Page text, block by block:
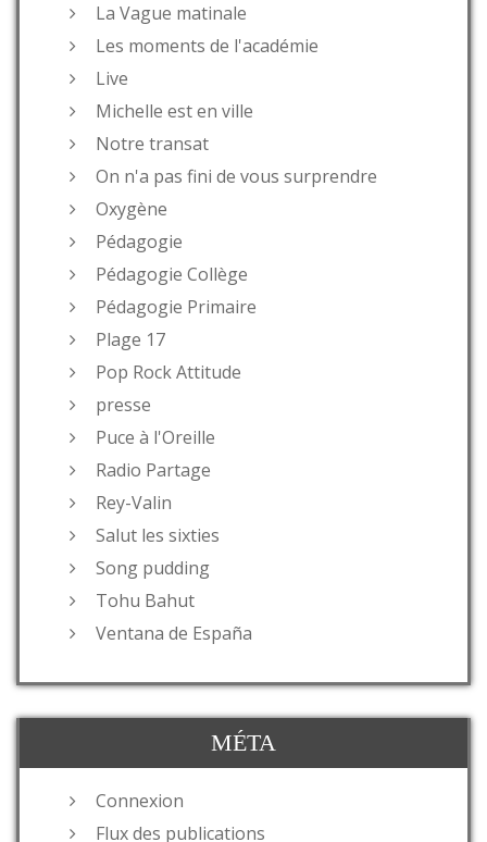
La Vague matinale
Les moments de l'académie
Live
Michelle est en ville
Notre transat
On n'a pas fini de vous surprendre
Oxygène
Pédagogie
Pédagogie Collège
Pédagogie Primaire
Plage 17
Pop Rock Attitude
presse
Puce à l'Oreille
Radio Partage
Rey-Valin
Salut les sixties
Song pudding
Tohu Bahut
Ventana de España
MÉTA
Connexion
Flux des publications